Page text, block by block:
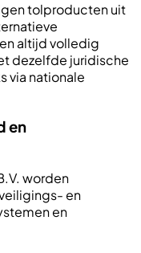
tolproducten uit
altijd volledig
dezelfde juridische
via nationale
en
worden
en
en